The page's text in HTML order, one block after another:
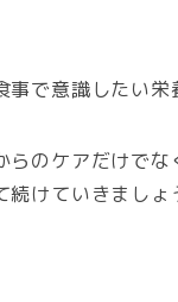
で意識したい栄
らのケアだけでな
けていきましょ